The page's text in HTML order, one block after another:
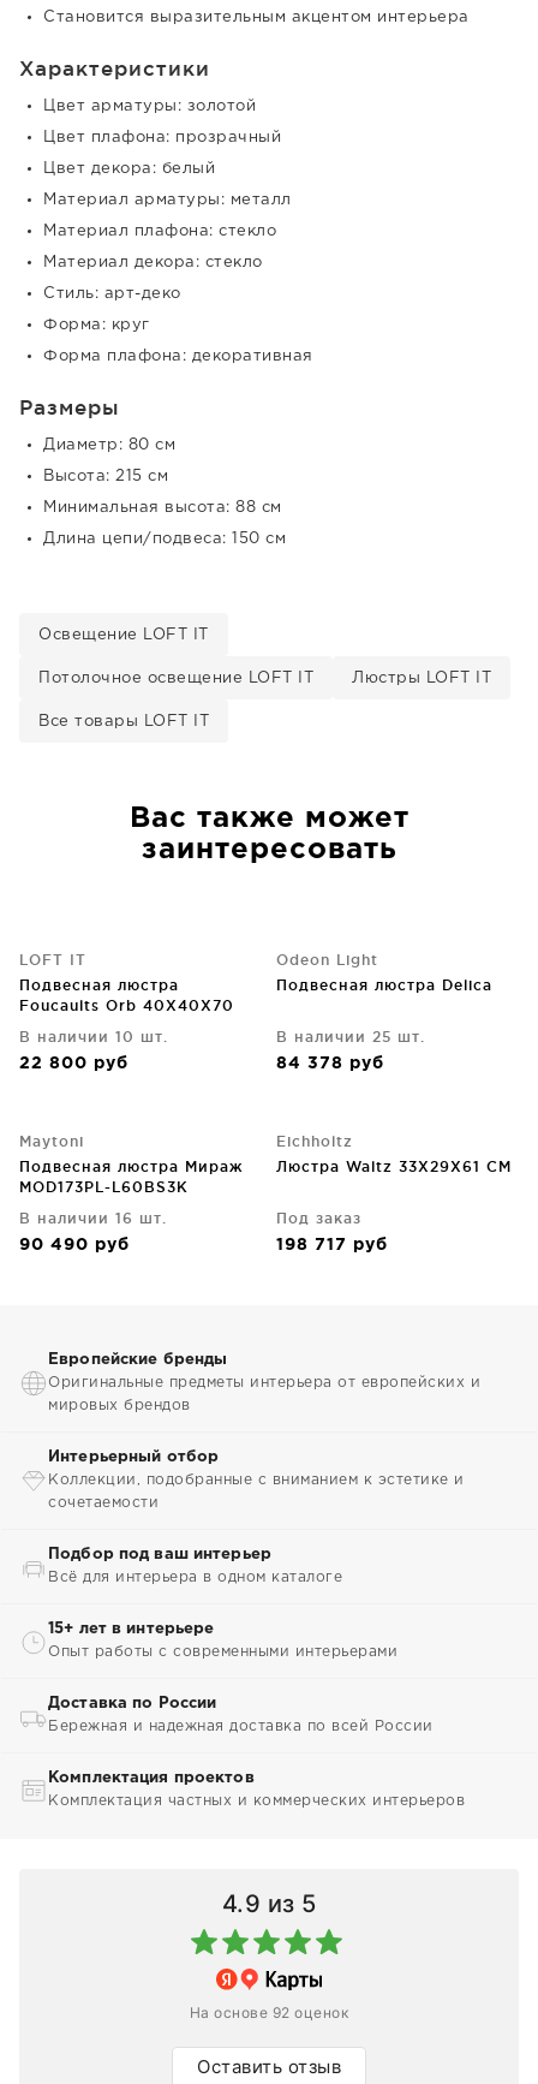
Становится выразительным акцентом интерьера
Характеристики
Цвет арматуры: золотой
Цвет плафона: прозрачный
Цвет декора: белый
Материал арматуры: металл
Материал плафона: стекло
Материал декора: стекло
Стиль: арт-деко
Форма: круг
Форма плафона: декоративная
Размеры
Диаметр: 80 см
Высота: 215 см
Минимальная высота: 88 см
Длина цепи/подвеса: 150 см
Освещение LOFT IT
Потолочное освещение LOFT IT Люстры LOFT IT
Все товары LOFT IT
Вас также может
заинтересовать
LOFT IT
Подвесная люстра
Foucaults Orb 40X40X70
В наличии 10 шт.
22 800 руб
Odeon Light
Подвесная люстра Delica
В наличии 25 шт.
84 378 руб
Maytoni
Подвесная люстра Мираж
MOD173PL-L60BS3K
В наличии 16 шт.
90 490 руб
Eichholtz
Люстра Waltz 33X29X61 CM
Под заказ
198 717 руб
Европейские бренды
Оригинальные предметы интерьера от европейских и
мировых брендов
Интерьерный отбор
Коллекции, подобранные с вниманием к эстетике и
сочетаемости
Подбор под ваш интерьер
Всё для интерьера в одном каталоге
15+ лет в интерьере
Опыт работы с современными интерьерами
Доставка по России
Бережная и надежная доставка по всей России
Комплектация проектов
Комплектация частных и коммерческих интерьеров
4.9 из 5
На основе 92 оценок
Оставить отзыв